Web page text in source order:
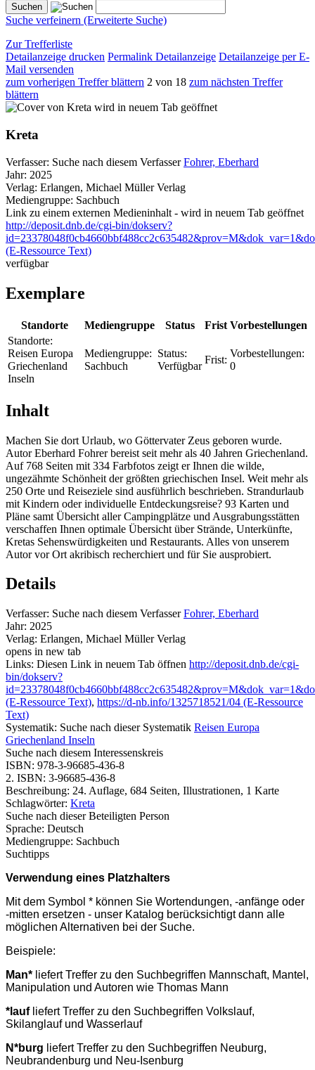
Suche verfeinern (Erweiterte Suche)
Zur Trefferliste
Detailanzeige drucken Permalink Detailanzeige Detailanzeige per E-
Mail versenden
zum vorherigen Treffer blättern 2 von 18 zum nächsten Treffer
blättern
wird in neuem Tab geöffnet
Kreta
Verfasser: Suche nach diesem Verfasser Fohrer, Eberhard
Jahr: 2025
Verlag: Erlangen, Michael Müller Verlag
Mediengruppe: Sachbuch
Link zu einem externen Medieninhalt - wird in neuem Tab geöffnet
http://deposit.dnb.de/cgi-bin/dokserv?
(E-Ressource Text)
verfügbar
Exemplare
Standorte Mediengruppe Status Frist Vorbestellungen
Standorte:
Reisen Europa
Griechenland
Inseln
Mediengruppe:
Sachbuch
Status:
Verfügbar
Frist:
Vorbestellungen:
0
Inhalt
Machen Sie dort Urlaub, wo Göttervater Zeus geboren wurde.
Autor Eberhard Fohrer bereist seit mehr als 40 Jahren Griechenland.
Auf 768 Seiten mit 334 Farbfotos zeigt er Ihnen die wilde,
ungezähmte Schönheit der größten griechischen Insel. Weit mehr als
250 Orte und Reiseziele sind ausführlich beschrieben. Strandurlaub
mit Kindern oder individuelle Entdeckungsreise? 93 Karten und
Pläne samt Übersicht aller Campingplätze und Ausgrabungsstätten
verschaffen Ihnen optimale Übersicht über Strände, Unterkünfte,
Kretas Sehenswürdigkeiten und Restaurants. Alles von unserem
Autor vor Ort akribisch recherchiert und für Sie ausprobiert.
Details
Verfasser: Suche nach diesem Verfasser Fohrer, Eberhard
Jahr: 2025
Verlag: Erlangen, Michael Müller Verlag
opens in new tab
Links: Diesen Link in neuem Tab öffnen http://deposit.dnb.de/cgi-
bin/dokserv?
(E-Ressource Text), https://d-nb.info/1325718521/04 (E-Ressource
Text)
Systematik: Suche nach dieser Systematik Reisen Europa
Griechenland Inseln
Suche nach diesem Interessenskreis
ISBN: 978-3-96685-436-8
2. ISBN: 3-96685-436-8
Beschreibung: 24. Auflage, 684 Seiten, Illustrationen, 1 Karte
Schlagwörter: Kreta
Suche nach dieser Beteiligten Person
Sprache: Deutsch
Mediengruppe: Sachbuch
Suchtipps
Verwendung eines Platzhalters
Mit dem Symbol * können Sie Wortendungen, -anfänge oder
-mitten ersetzen - unser Katalog berücksichtigt dann alle
möglichen Alternativen bei der Suche.
Beispiele:
Man* liefert Treffer zu den Suchbegriffen Mannschaft, Mantel,
Manipulation und Autoren wie Thomas Mann
*lauf liefert Treffer zu den Suchbegriffen Volkslauf,
Skilanglauf und Wasserlauf
N*burg liefert Treffer zu den Suchbegriffen Neuburg,
Neubrandenburg und Neu-Isenburg